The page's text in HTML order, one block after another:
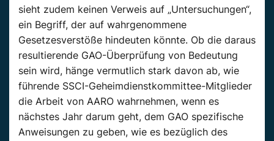
sieht zudem keinen Verweis auf „Untersuchungen“,
ein Begriff, der auf wahrgenommene
Gesetzesverstöße hindeuten könnte. Ob die daraus
resultierende GAO-Überprüfung von Bedeutung
sein wird, hänge vermutlich stark davon ab, wie
führende SSCI-Geheimdienstkommittee-Mitglieder
die Arbeit von AARO wahrnehmen, wenn es
nächstes Jahr darum geht, dem GAO spezifische
Anweisungen zu geben, wie es bezüglich des